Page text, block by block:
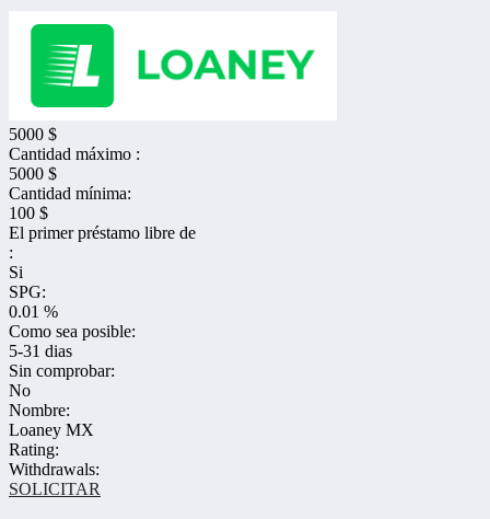
5000 $
Cantidad máximo :
5000 $
Cantidad mínima:
100 $
El primer préstamo libre de
:
Si
SPG:
0.01 %
Como sea posible:
5-31 dias
Sin comprobar:
No
Nombre:
Loaney MX
Rating:
Withdrawals:
SOLICITAR